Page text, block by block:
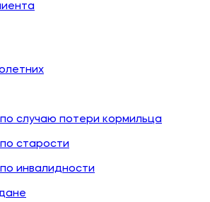
случаю потери кормильца
старости
инвалидности